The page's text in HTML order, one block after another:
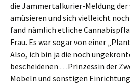
die Jammertalkurier-Meldung der
amüsieren und sich vielleicht
fand nämlich etliche
Frau. Es war sogar von einer
Also, ich bin ja die noch
bescheidenen …Prinzessin der
Möbeln und sonstigen